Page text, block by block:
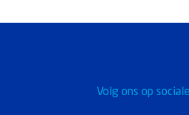
Volg ons op